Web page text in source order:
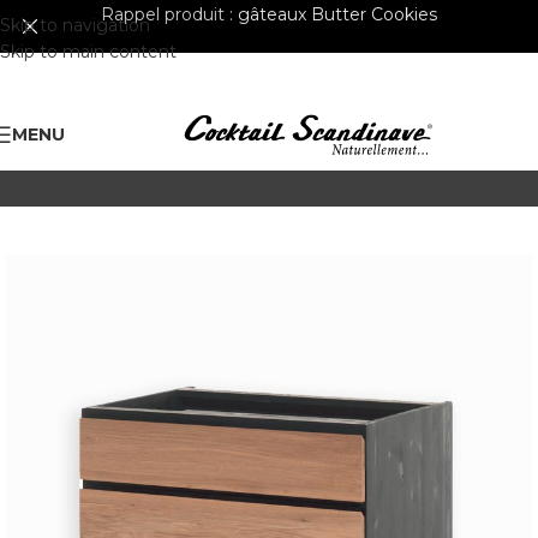
Skip to navigation
Skip to main content
Rappel produit : gâteaux Butter Cookies
MENU